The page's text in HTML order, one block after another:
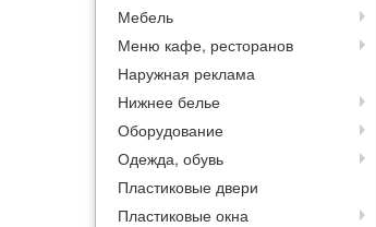
Мебель
Меню кафе, ресторанов
Наружная реклама
Нижнее белье
Оборудование
Одежда, обувь
Пластиковые двери
Пластиковые окна